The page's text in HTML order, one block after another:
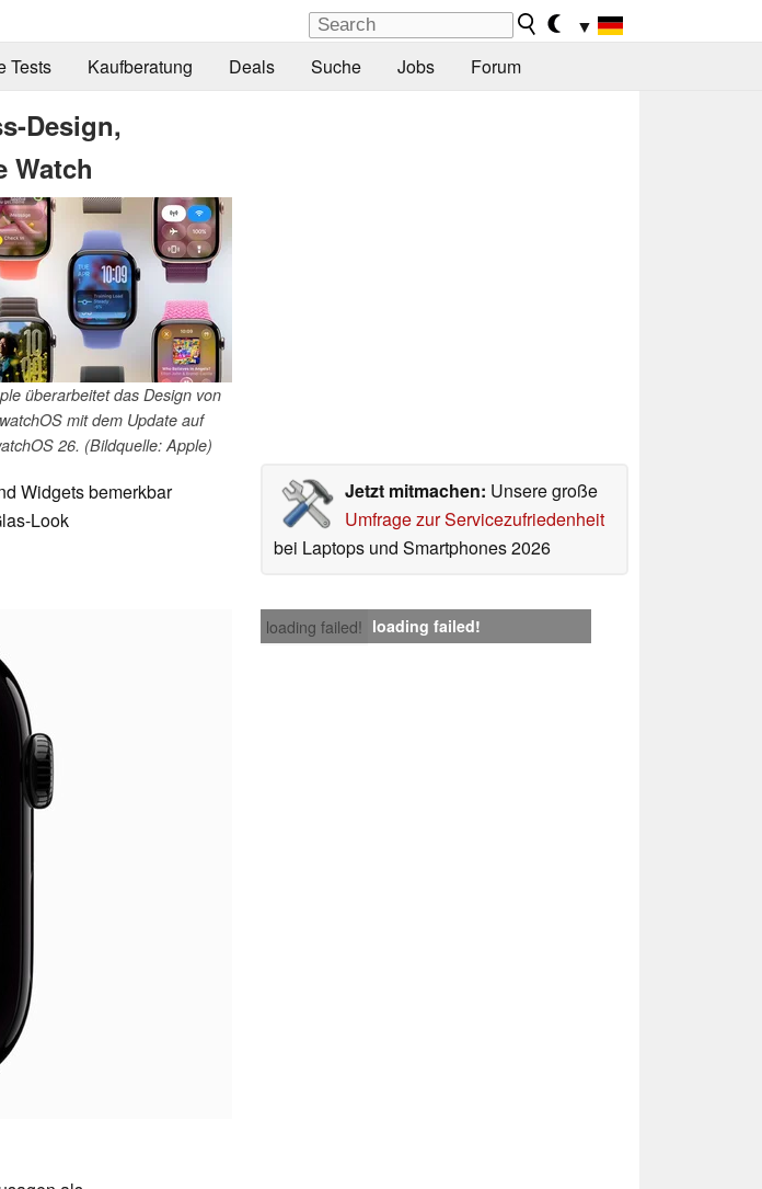
▼
Tests Kaufberatung Deals Suche Jobs Forum
Design,
Watch
überarbeitet das Design von
watchOS mit dem Update auf
26. (Bildquelle: Apple)
Jetzt mitmachen: Unsere große
Umfrage zur Servicezufriedenheit
bei Laptops und Smartphones 2026
Widgets bemerkbar
Look
loading failed! loading failed!